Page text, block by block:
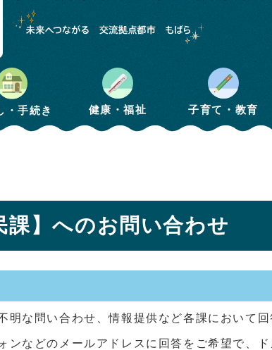
・手続き 健康・福祉 子育て・教育
課】へのお問い合わせ
明な問い合わせ、情報提供など各課において
ンなどのメールアドレスに回答をご希望で